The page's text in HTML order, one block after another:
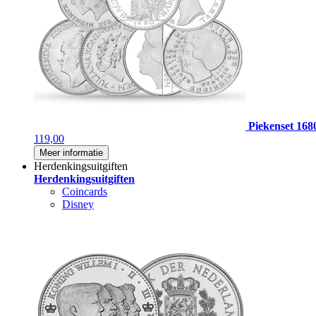
Piekenset
119,00
Meer informatie
Herdenkingsuitgiften
Herdenkingsuitgiften
Coincards
Disney